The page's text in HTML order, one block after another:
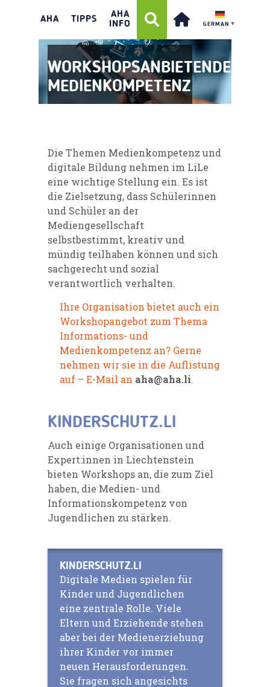
AHA TIPPS
AHA
INFO
GERMAN ▼
WORKSHOPSANBIETENDE:
MEDIENKOMPETENZ
Die Themen Medienkompetenz und
digitale Bildung nehmen im LiLe
eine wichtige Stellung ein. Es ist
die Zielsetzung, dass Schülerinnen
und Schüler an der
Mediengesellschaft
selbstbestimmt, kreativ und
mündig teilhaben können und sich
sachgerecht und sozial
verantwortlich verhalten.
Ihre Organisation bietet auch ein
Workshopangebot zum Thema
Informations- und
Medienkompetenz an? Gerne
nehmen wir sie in die Auflistung
auf – E-Mail an aha@aha.li.
KINDERSCHUTZ.LI
Auch einige Organisationen und
Expert:innen in Liechtenstein
bieten Workshops an, die zum Ziel
haben, die Medien- und
Informationskompetenz von
Jugendlichen zu stärken.
KINDERSCHUTZ.LI
Digitale Medien spielen für
Kinder und Jugendlichen
eine zentrale Rolle. Viele
Eltern und Erziehende stehen
aber bei der Medienerziehung
ihrer Kinder vor immer
neuen Herausforderungen.
Sie fragen sich angesichts